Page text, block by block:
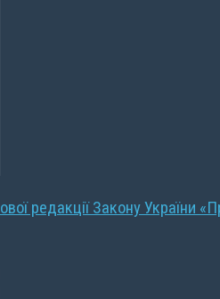
редакції Закону України